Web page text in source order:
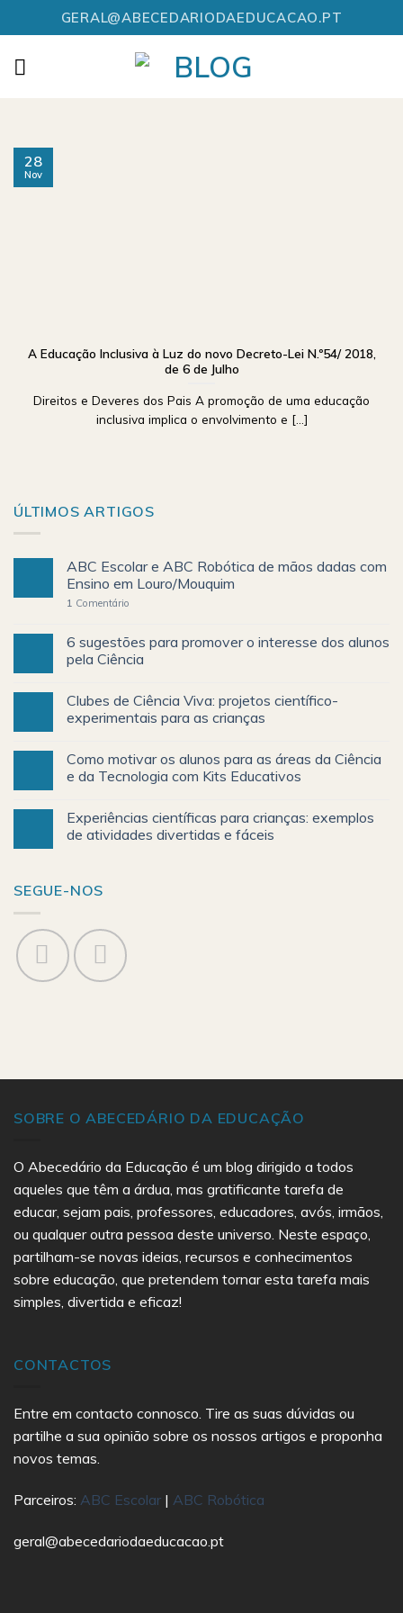
to
content
GERAL@ABECEDARIODAEDUCACAO.PT
A Educação Inclusiva à Luz do novo Decreto-Lei N.º54/ 2018,
de 6 de Julho
Direitos e Deveres dos Pais A promoção de uma educação
inclusiva implica o envolvimento e [...]
28
Nov
ÚLTIMOS ARTIGOS
ABC Escolar e ABC Robótica de mãos dadas com
Ensino em Louro/Mouquim
1 Comentário
6 sugestões para promover o interesse dos alunos
pela Ciência
Clubes de Ciência Viva: projetos científico-
experimentais para as crianças
Como motivar os alunos para as áreas da Ciência
e da Tecnologia com Kits Educativos
Experiências científicas para crianças: exemplos
de atividades divertidas e fáceis
SEGUE-NOS
SOBRE O ABECEDÁRIO DA EDUCAÇÃO
O Abecedário da Educação é um blog dirigido a todos
aqueles que têm a árdua, mas gratificante tarefa de
educar, sejam pais, professores, educadores, avós, irmãos,
ou qualquer outra pessoa deste universo. Neste espaço,
partilham-se novas ideias, recursos e conhecimentos
sobre educação, que pretendem tornar esta tarefa mais
simples, divertida e eficaz!
CONTACTOS
Entre em contacto connosco. Tire as suas dúvidas ou
partilhe a sua opinião sobre os nossos artigos e proponha
novos temas.
Parceiros: ABC Escolar | ABC Robótica
geral@abecedariodaeducacao.pt